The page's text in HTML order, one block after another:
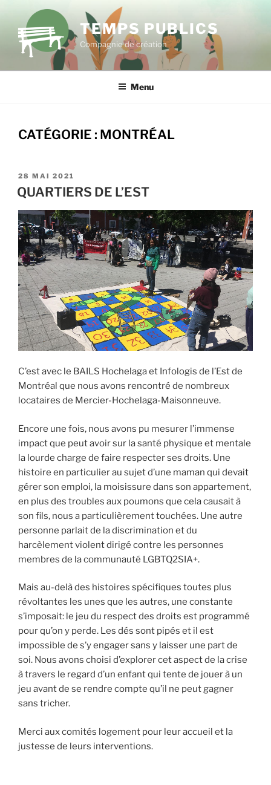
contenu
principal
TEMPS PUBLICS
Compagnie de création
Menu
CATÉGORIE : MONTRÉAL
PUBLIÉ
LE
28 MAI 2021
QUARTIERS DE L’EST
C’est avec le BAILS Hochelaga et Infologis de l’Est de
Montréal que nous avons rencontré de nombreux
locataires de Mercier-Hochelaga-Maisonneuve.
Encore une fois, nous avons pu mesurer l’immense
impact que peut avoir sur la santé physique et mentale
la lourde charge de faire respecter ses droits. Une
histoire en particulier au sujet d’une maman qui devait
gérer son emploi, la moisissure dans son appartement,
en plus des troubles aux poumons que cela causait à
son fils, nous a particulièrement touchées. Une autre
personne parlait de la discrimination et du
harcèlement violent dirigé contre les personnes
membres de la communauté LGBTQ2SIA+.
Mais au-delà des histoires spécifiques toutes plus
révoltantes les unes que les autres, une constante
s’imposait: le jeu du respect des droits est programmé
pour qu’on y perde. Les dés sont pipés et il est
impossible de s’y engager sans y laisser une part de
soi. Nous avons choisi d’explorer cet aspect de la crise
à travers le regard d’un enfant qui tente de jouer à un
jeu avant de se rendre compte qu’il ne peut gagner
sans tricher.
Merci aux comités logement pour leur accueil et la
justesse de leurs interventions.